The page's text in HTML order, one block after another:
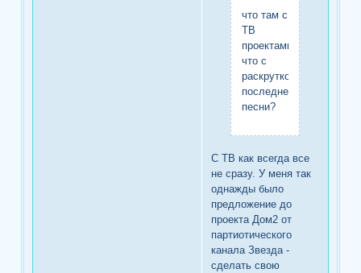
что там с
ТВ
проектами?
что с
раскруткой
последней
песни?
С ТВ как всегда все
не сразу. У меня так
однажды было
предложение до
проекта Дом2 от
партиотического
канала Звезда -
сделать свою